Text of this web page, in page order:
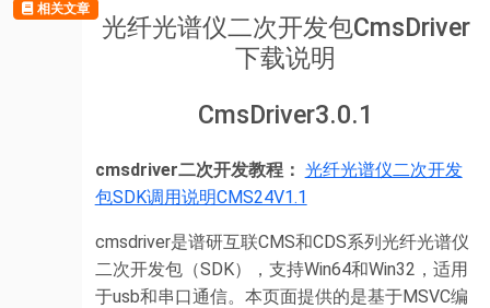
相关文章
光纤光谱仪二次开发包CmsDriver
下载说明
CmsDriver3.0.1
cmsdriver二次开发教程： 光纤光谱仪二次开发
包SDK调用说明CMS24V1.1
cmsdriver是谱研互联CMS和CDS系列光纤光谱仪
二次开发包（SDK），支持Win64和Win32，适用
于usb和串口通信。本页面提供的是基于MSVC编